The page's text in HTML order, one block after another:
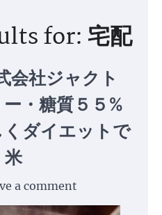
for: 宅配
会社ジャクト
・糖質５５%
ダイエットで
米
a comment